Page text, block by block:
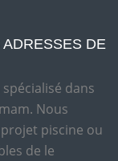
DE
dans
Nous
piscine ou
de le